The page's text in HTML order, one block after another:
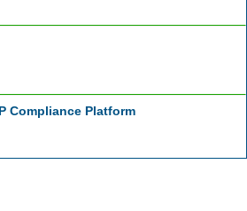
Compliance Platform